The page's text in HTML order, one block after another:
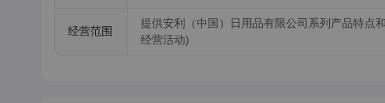
经营范围
提供安利（中国）日用品有限公司系列产品特点
经营活动)